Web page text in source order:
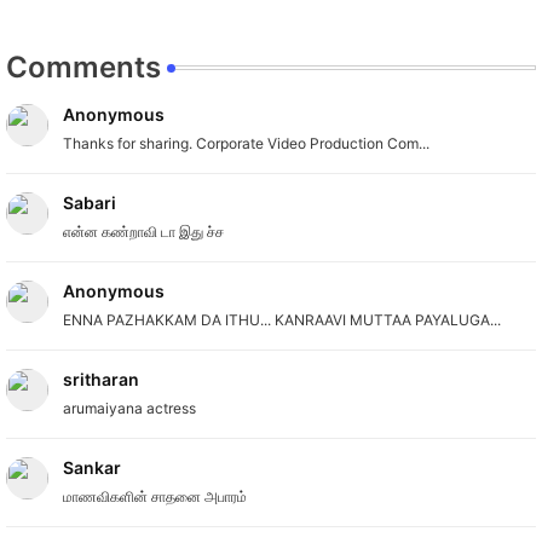
Comments
Anonymous
Thanks for sharing. Corporate Video Production Com...
Sabari
என்ன கண்றாவி டா இது ச்ச
Anonymous
ENNA PAZHAKKAM DA ITHU... KANRAAVI MUTTAA PAYALUGA...
sritharan
arumaiyana actress
Sankar
மாணவிகளின் சாதனை அபாரம்